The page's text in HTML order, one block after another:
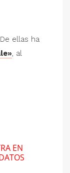
ellas ha
, al
EN